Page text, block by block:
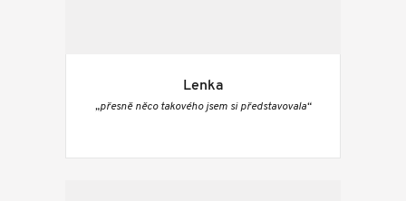
Lenka
„přesně něco takového jsem si představovala“